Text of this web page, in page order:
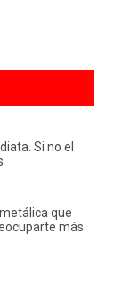
Si no el
que
más